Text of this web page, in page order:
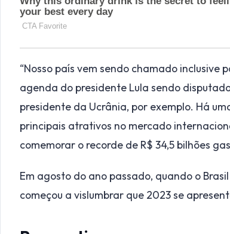
“Nosso país vem sendo chamado inclusive
agenda do presidente Lula sendo
presidente da Ucrânia, por exemplo. Há
principais atrativos no mercado
comemorar o recorde de R$ 34,5 bilhões
Em agosto do ano passado, quando o
começou a vislumbrar que 2023 se